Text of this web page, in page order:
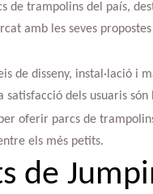
de trampolins del país,
amb les seves
de disseny, instal·lació i
dels usuaris
oferir parcs de
els més petits.
de